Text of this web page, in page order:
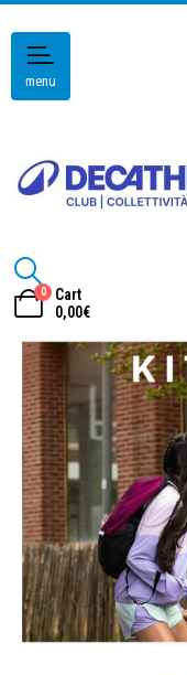
menu
0
Cart
0,00€